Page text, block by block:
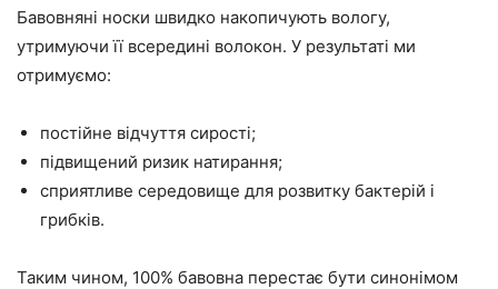
Бавовняні носки швидко накопичують вологу,
утримуючи її всередині волокон. У результаті ми
отримуємо:
постійне відчуття сирості;
підвищений ризик натирання;
сприятливе середовище для розвитку бактерій і
грибків.
Таким чином, 100% бавовна перестає бути синонімом